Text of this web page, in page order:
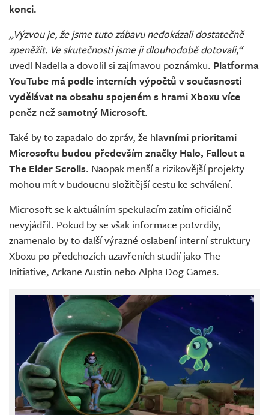
konci.
„Výzvou je, že jsme tuto zábavu nedokázali dostatečně
zpeněžit. Ve skutečnosti jsme ji dlouhodobě dotovali,“
uvedl Nadella a dovolil si zajímavou poznámku. Platforma
YouTube má podle interních výpočtů v současnosti
vydělávat na obsahu spojeném s hrami Xboxu více
peněz než samotný Microsoft.
Také by to zapadalo do zpráv, že hlavními prioritami
Microsoftu budou především značky Halo, Fallout a
The Elder Scrolls. Naopak menší a rizikovější projekty
mohou mít v budoucnu složitější cestu ke schválení.
Microsoft se k aktuálním spekulacím zatím oficiálně
nevyjádřil. Pokud by se však informace potvrdily,
znamenalo by to další výrazné oslabení interní struktury
Xboxu po předchozích uzavřeních studií jako The
Initiative, Arkane Austin nebo Alpha Dog Games.